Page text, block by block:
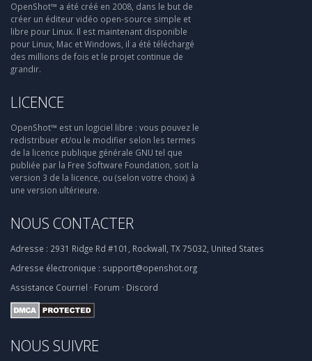
OpenShot™ a été créé en 2008, dans le but de
créer un éditeur vidéo open-source simple et
libre pour Linux. Il est maintenant disponible
pour Linux, Mac et Windows, il a été téléchargé
des millions de fois et le projet continue de
grandir.
LICENCE
OpenShot™ est un logiciel libre : vous pouvez le
redistribuer et/ou le modifier selon les termes
de la licence publique générale GNU tel que
publiée par la Free Software Foundation, soit la
version 3 de la licence, ou (selon votre choix) à
une version ultérieure.
NOUS CONTACTER
Adresse : 2931 Ridge Rd #101, Rockwall, TX 75032, United States
Adresse électronique : support@openshot.org
Assistance Courriel · Forum · Discord
NOUS SUIVRE